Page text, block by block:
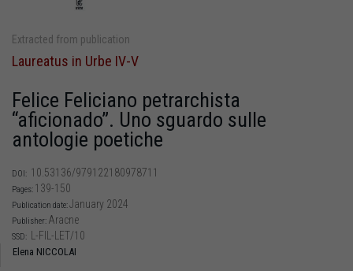
Extracted from publication
Laureatus in Urbe IV-V
Felice Feliciano petrarchista
“aficionado”. Uno sguardo sulle
antologie poetiche
DOI: 10.53136/979122180978711
Pages: 139-150
Publication date:January 2024
Publisher: Aracne
SSD: L-FIL-LET/10
Elena NICCOLAI